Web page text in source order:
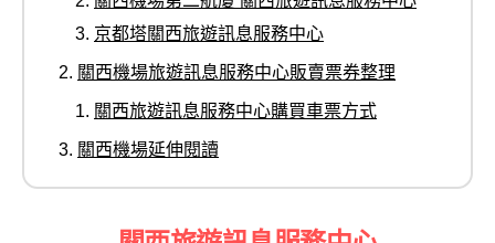
京都塔關西旅遊訊息服務中心
關西機場旅遊訊息服務中心販賣票券整理
關西旅遊訊息服務中心購買車票方式
關西機場延伸閱讀